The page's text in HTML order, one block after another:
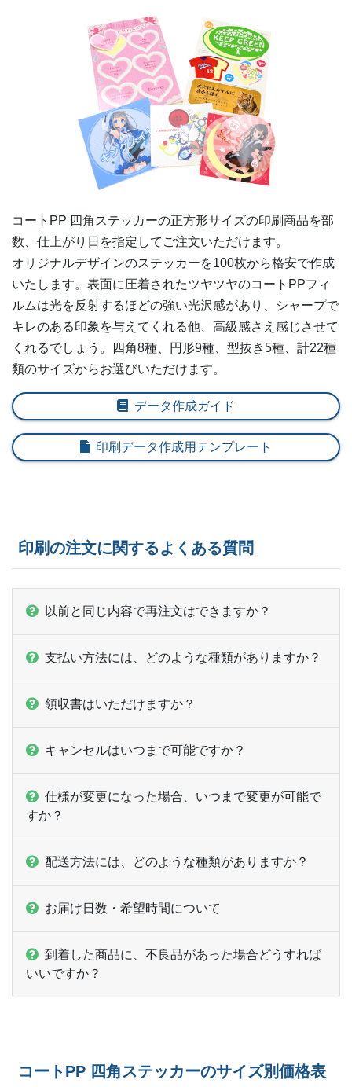
7,000部
8,500部
9,000部
10,000部
コートPP 四角ステッカーの正方形サイズの印刷商品を部
数、仕上がり日を指定してご注文いただけます。
オリジナルデザインのステッカーを100枚から格安で作成
いたします。表面に圧着されたツヤツヤのコートPPフィ
ルムは光を反射するほどの強い光沢感があり、シャープで
キレのある印象を与えてくれる他、高級感さえ感じさせて
くれるでしょう。四角8種、円形9種、型抜き5種、計22種
類のサイズからお選びいただけます。
データ作成ガイド
印刷データ作成用テンプレート
印刷の注文に関するよくある質問
以前と同じ内容で再注文はできますか？
支払い方法には、どのような種類がありますか？
領収書はいただけますか？
キャンセルはいつまで可能ですか？
仕様が変更になった場合、いつまで変更が可能で
すか？
配送方法には、どのような種類がありますか？
お届け日数・希望時間について
到着した商品に、不良品があった場合どうすれば
いいですか？
コートPP 四角ステッカーのサイズ別価格表